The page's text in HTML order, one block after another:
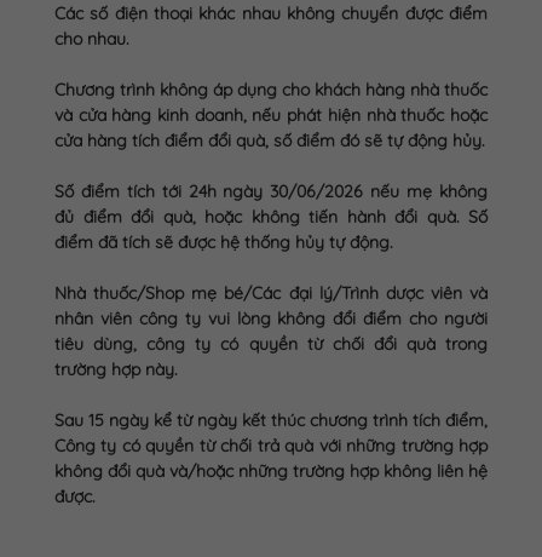
Các số điện thoại khác nhau không chuyển được điểm
cho nhau.
Chương trình không áp dụng cho khách hàng nhà thuốc
và cửa hàng kinh doanh, nếu phát hiện nhà thuốc hoặc
cửa hàng tích điểm đổi quà, số điểm đó sẽ tự động hủy.
Số điểm tích tới 24h ngày 30/06/2026 nếu mẹ không
đủ điểm đổi quà, hoặc không tiến hành đổi quà. Số
điểm đã tích sẽ được hệ thống hủy tự động.
Nhà thuốc/Shop mẹ bé/Các đại lý/Trình dược viên và
nhân viên công ty vui lòng không đổi điểm cho người
tiêu dùng, công ty có quyền từ chối đổi quà trong
trường hợp này.
Sau 15 ngày kể từ ngày kết thúc chương trình tích điểm,
Công ty có quyền từ chối trả quà với những trường hợp
không đổi quà và/hoặc những trường hợp không liên hệ
được.